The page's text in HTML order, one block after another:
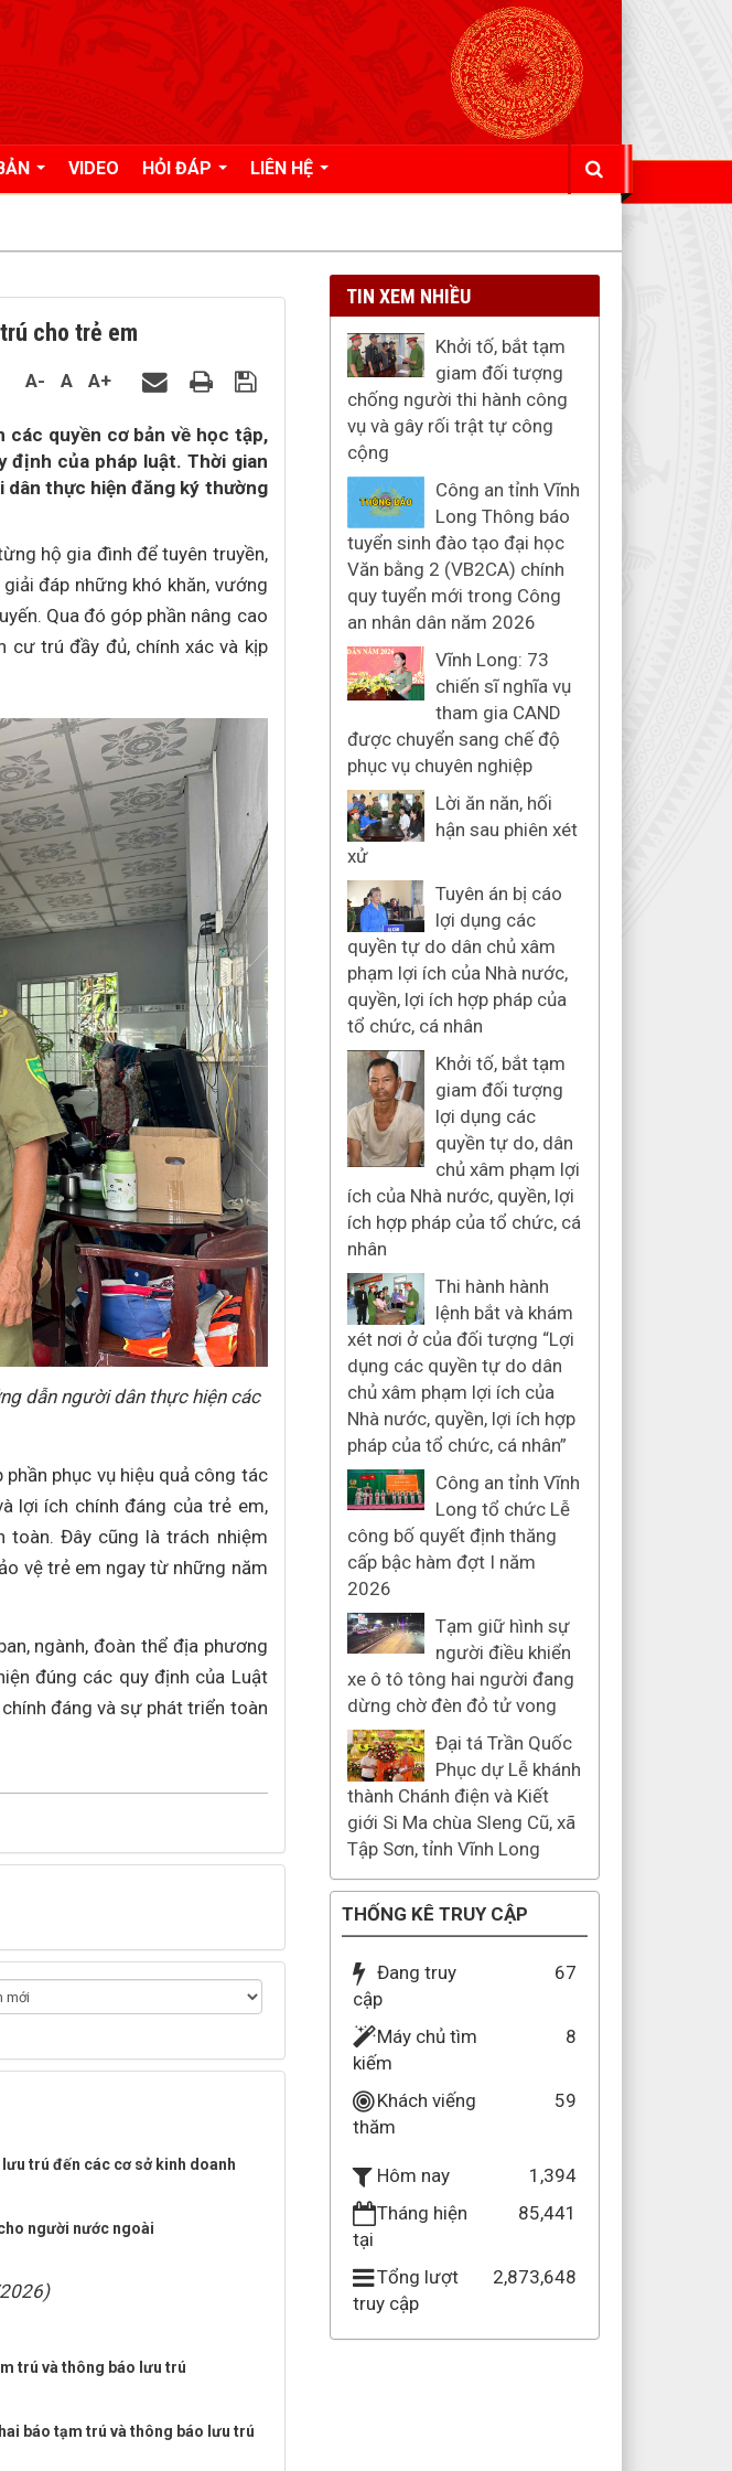
VIDEO HỎI ĐÁP LIÊN HỆ
cho trẻ em
A- A A+
quyền cơ bản về học tập,
định của pháp luật. Thời gian
dân thực hiện đăng ký thường
hộ gia đình để tuyên truyền,
đáp những khó khăn, vướng
Qua đó góp phần nâng cao
cư trú đầy đủ, chính xác và kịp
dẫn người dân thực hiện các
phục vụ hiệu quả công tác
lợi ích chính đáng của trẻ em,
Đây cũng là trách nhiệm
vệ trẻ em ngay từ những năm
ngành, đoàn thể địa phương
đúng các quy định của Luật
đáng và sự phát triển toàn
trú đến các cơ sở kinh doanh
người nước ngoài
trú và thông báo lưu trú
báo tạm trú và thông báo lưu trú
TIN XEM NHIỀU
Khởi tố, bắt tạm
giam đối tượng
chống người thi hành công
vụ và gây rối trật tự công
cộng
Công an tỉnh Vĩnh
Long Thông báo
tuyển sinh đào tạo đại học
Văn bằng 2 (VB2CA) chính
quy tuyển mới trong Công
an nhân dân năm 2026
Vĩnh Long: 73
chiến sĩ nghĩa vụ
tham gia CAND
được chuyển sang chế độ
phục vụ chuyên nghiệp
Lời ăn năn, hối
hận sau phiên xét
xử
Tuyên án bị cáo
lợi dụng các
quyền tự do dân chủ xâm
phạm lợi ích của Nhà nước,
quyền, lợi ích hợp pháp của
tổ chức, cá nhân
Khởi tố, bắt tạm
giam đối tượng
lợi dụng các
quyền tự do, dân
chủ xâm phạm lợi
ích của Nhà nước, quyền, lợi
ích hợp pháp của tổ chức, cá
nhân
Thi hành hành
lệnh bắt và khám
xét nơi ở của đối tượng “Lợi
dụng các quyền tự do dân
chủ xâm phạm lợi ích của
Nhà nước, quyền, lợi ích hợp
pháp của tổ chức, cá nhân”
Công an tỉnh Vĩnh
Long tổ chức Lễ
công bố quyết định thăng
cấp bậc hàm đợt I năm
2026
Tạm giữ hình sự
người điều khiển
xe ô tô tông hai người đang
dừng chờ đèn đỏ tử vong
Đại tá Trần Quốc
Phục dự Lễ khánh
thành Chánh điện và Kiết
giới Si Ma chùa Sleng Cũ, xã
Tập Sơn, tỉnh Vĩnh Long
THỐNG KÊ TRUY CẬP
Đang truy
cập
67
Máy chủ tìm
kiếm
8
Khách viếng
thăm
59
Hôm nay
1,394
Tháng hiện
tại
85,441
Tổng lượt
truy cập
2,873,648